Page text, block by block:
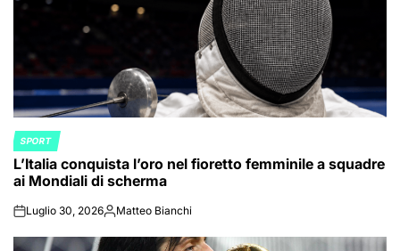
POSTED
IN
SPORT
L’Italia conquista l’oro nel fioretto femminile a squadre
ai Mondiali di scherma
onLuglio 30, 2026Posted
Matteo Bianchi